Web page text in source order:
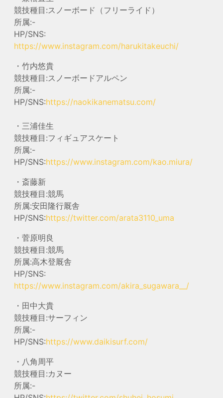
競技種目:スノーボード（フリーライド）
所属:-
HP/SNS:
https://www.instagram.com/harukitakeuchi/
・竹内悠貴
競技種目:スノーボードアルペン
所属:-
HP/SNS:https://naokikanematsu.com/
・三浦佳生
競技種目:フィギュアスケート
所属:-
HP/SNS:https://www.instagram.com/kao.miura/
・斎藤新
競技種目:競馬
所属:安田隆行厩舎
HP/SNS:https://twitter.com/arata3110_uma
・菅原明良
競技種目:競馬
所属:高木登厩舎
HP/SNS:
https://www.instagram.com/akira_sugawara__/
・田中大貴
競技種目:サーフィン
所属:-
HP/SNS:https://www.daikisurf.com/
・八角周平
競技種目:カヌー
所属:-